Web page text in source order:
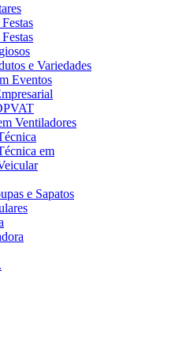
e Variedades
Eventos
Ventiladores
em
e Sapatos